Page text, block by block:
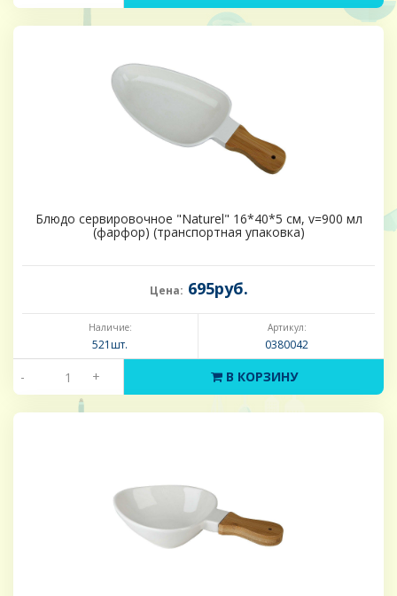
Блюдо сервировочное "Naturel" 16*40*5 см, v=900 мл
(фарфор) (транспортная упаковка)
Цена: 695руб.
Наличие:
521шт.
Артикул:
0380042
- + В КОРЗИНУ